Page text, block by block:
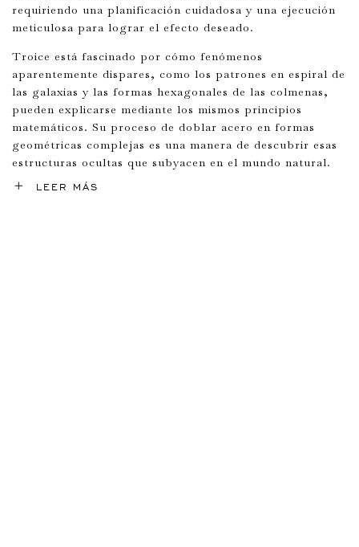
requiriendo una planificación cuidadosa y una ejecución
meticulosa para lograr el efecto deseado.
Troice está fascinado por cómo fenómenos
aparentemente dispares, como los patrones en espiral de
las galaxias y las formas hexagonales de las colmenas,
pueden explicarse mediante los mismos principios
matemáticos. Su proceso de doblar acero en formas
geométricas complejas es una manera de descubrir esas
estructuras ocultas que subyacen en el mundo natural.
LEER MÁS